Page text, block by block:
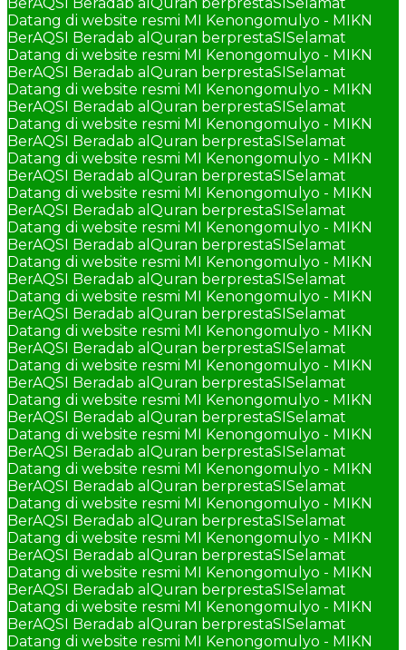
Datang di website resmi MI Kenongomulyo - MIKN
BerAQSI Beradab alQuran berprestaSISelamat
Datang di website resmi MI Kenongomulyo - MIKN
BerAQSI Beradab alQuran berprestaSISelamat
Datang di website resmi MI Kenongomulyo - MIKN
BerAQSI Beradab alQuran berprestaSISelamat
Datang di website resmi MI Kenongomulyo - MIKN
BerAQSI Beradab alQuran berprestaSISelamat
Datang di website resmi MI Kenongomulyo - MIKN
BerAQSI Beradab alQuran berprestaSISelamat
Datang di website resmi MI Kenongomulyo - MIKN
BerAQSI Beradab alQuran berprestaSISelamat
Datang di website resmi MI Kenongomulyo - MIKN
BerAQSI Beradab alQuran berprestaSISelamat
Datang di website resmi MI Kenongomulyo - MIKN
BerAQSI Beradab alQuran berprestaSISelamat
Datang di website resmi MI Kenongomulyo - MIKN
BerAQSI Beradab alQuran berprestaSISelamat
Datang di website resmi MI Kenongomulyo - MIKN
BerAQSI Beradab alQuran berprestaSISelamat
Datang di website resmi MI Kenongomulyo - MIKN
BerAQSI Beradab alQuran berprestaSISelamat
Datang di website resmi MI Kenongomulyo - MIKN
BerAQSI Beradab alQuran berprestaSISelamat
Datang di website resmi MI Kenongomulyo - MIKN
BerAQSI Beradab alQuran berprestaSISelamat
Datang di website resmi MI Kenongomulyo - MIKN
BerAQSI Beradab alQuran berprestaSISelamat
Datang di website resmi MI Kenongomulyo - MIKN
BerAQSI Beradab alQuran berprestaSISelamat
Datang di website resmi MI Kenongomulyo - MIKN
BerAQSI Beradab alQuran berprestaSISelamat
Datang di website resmi MI Kenongomulyo - MIKN
BerAQSI Beradab alQuran berprestaSISelamat
Datang di website resmi MI Kenongomulyo - MIKN
BerAQSI Beradab alQuran berprestaSISelamat
Datang di website resmi MI Kenongomulyo - MIKN